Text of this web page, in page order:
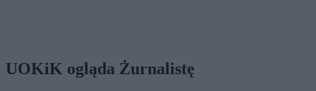
UOKiK ogląda Żurnalistę